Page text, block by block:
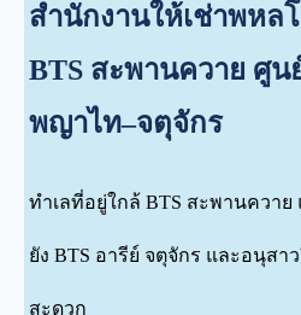
สำนักงานให้เช่าพหล
BTS สะพานควาย ศู
พญาไท–จตุจักร
ทำเลที่อยู่ใกล้ BTS สะพานควา
ยัง BTS อารีย์ จตุจักร และอนุสา
สะดวก